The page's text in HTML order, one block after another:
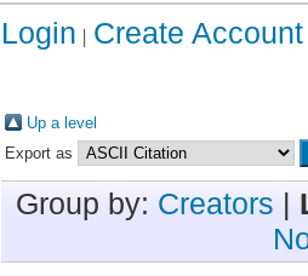
Login Create Account
Up a level
Export as
Group by: Creators |